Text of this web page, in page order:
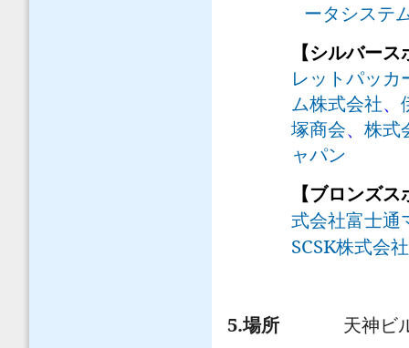
ータシステ
【シルバー
レットパッカ
ム株式会社、
塚商会、 株式
ャパン
【ブロンズ
式会社富士通
SCSK株式会社
5.場所
天神ビ